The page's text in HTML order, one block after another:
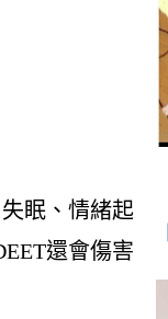
眠、情緒起
還會傷害